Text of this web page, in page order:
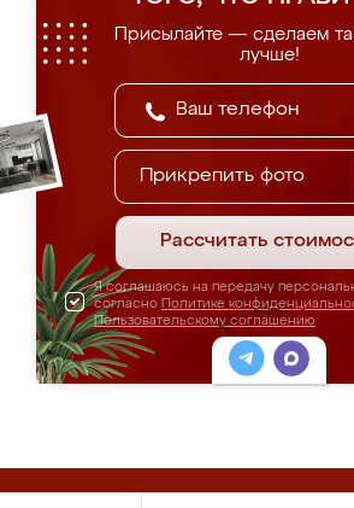
Присылайте — сделаем
лучше!
Прикрепить фото
Рассчитать
Я соглашаюсь на передачу
согласно Политике
Пользовательскому соглашению